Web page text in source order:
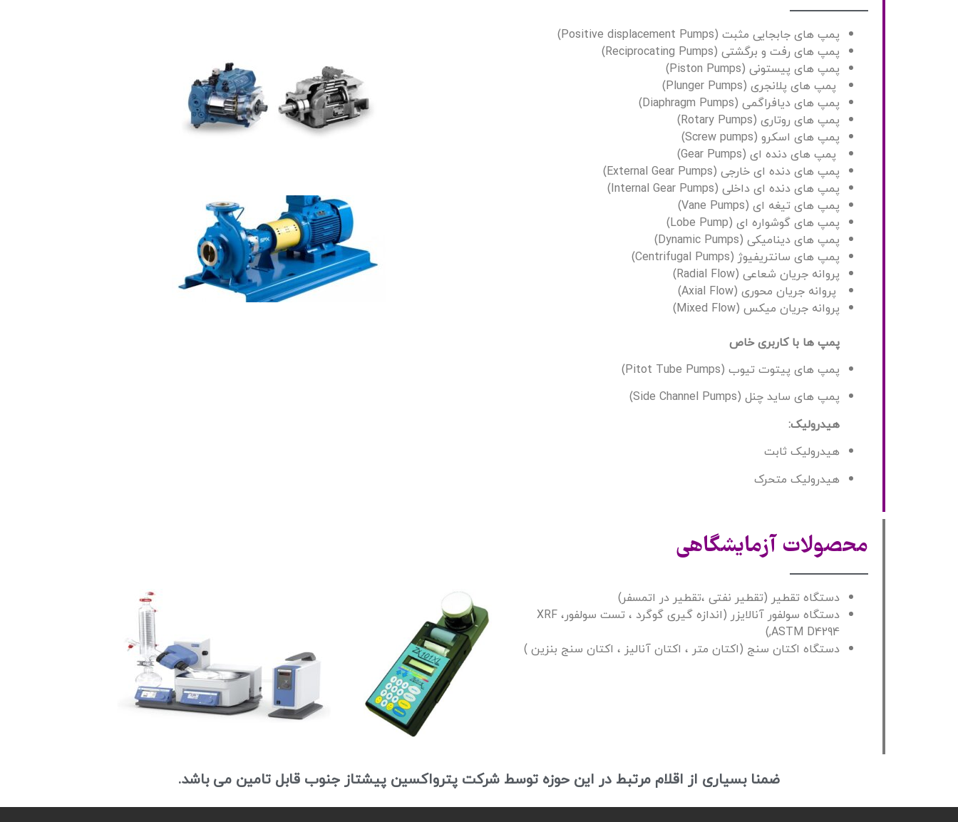
پمپ های جابجایی مثبت (Positive displacement Pumps)
پمپ های رفت و برگشتی (Reciprocating Pumps)
پمپ های پیستونی (Piston Pumps)
پمپ های پلانجری (Plunger Pumps)
پمپ های دیافراگمی (Diaphragm Pumps)
پمپ های روتاری (Rotary Pumps)
پمپ های اسکرو (Screw pumps)
پمپ های دنده ای (Gear Pumps)
پمپ های دنده ای خارجی (External Gear Pumps)
پمپ های دنده ای داخلی (Internal Gear Pumps)
پمپ های تیغه ای (Vane Pumps)
پمپ های گوشواره ای (Lobe Pump)
پمپ های دینامیکی (Dynamic Pumps)
پمپ های سانتریفیوژ (Centrifugal Pumps)
پروانه جریان شعاعی (Radial Flow)
پروانه جریان محوری (Axial Flow)
پروانه جریان میکس (Mixed Flow)
پمپ ها با کاربری خاص
پمپ های پیتوت تیوب (Pitot Tube Pumps)
پمپ های ساید چنل (Side Channel Pumps)
هیدرولیک:
هیدرولیک ثابت
هیدرولیک متحرک
محصولات آزمایشگاهی
دستگاه تقطیر (تقطیر نفتی ،تقطیر در اتمسفر)
دستگاه سولفور آنالایزر (اندازه گیری گوگرد ، تست سولفور، XRF
,ASTM D4294)
دستگاه اکتان سنج (اکتان متر ، اکتان آنالیز ، اکتان سنج بنزین )
ضمنا بسیاری از اقلام مرتبط در این حوزه توسط شرکت پترواکسین پیشتاز جنوب قابل تامین می باشد.